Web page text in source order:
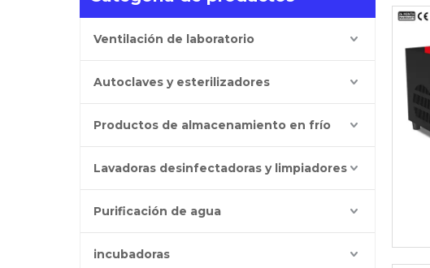
Ventilación de laboratorio
Autoclaves y esterilizadores
Productos de almacenamiento en frío
Lavadoras desinfectadoras y limpiadores
Purificación de agua
incubadoras